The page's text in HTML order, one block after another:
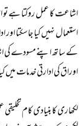
اشاعت کا عمل روکتا ہے تو
استعمال نہیں کیا جاسکتا
کے ساتھ اپنے مسودے کی
اوراق کی ادارتی خدمات میں
لکھاری کا بنیادی کام